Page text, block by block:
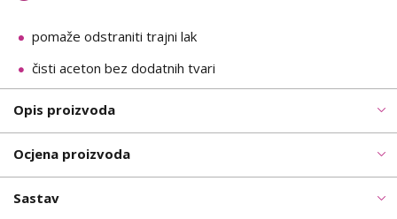
pomaže odstraniti trajni lak
čisti aceton bez dodatnih tvari
Opis proizvoda
Ocjena proizvoda
Sastav